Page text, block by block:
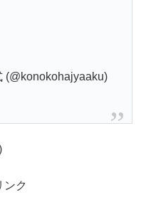
ンク